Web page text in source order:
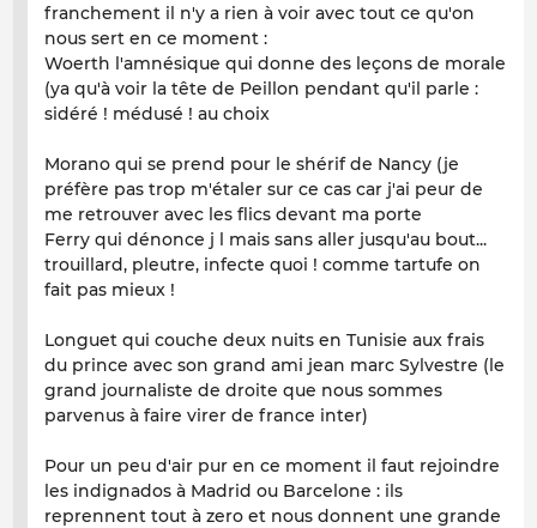
franchement il n'y a rien à voir avec tout ce qu'on
nous sert en ce moment :
Woerth l'amnésique qui donne des leçons de morale
(ya qu'à voir la tête de Peillon pendant qu'il parle :
sidéré ! médusé ! au choix
Morano qui se prend pour le shérif de Nancy (je
préfère pas trop m'étaler sur ce cas car j'ai peur de
me retrouver avec les flics devant ma porte
Ferry qui dénonce j l mais sans aller jusqu'au bout...
trouillard, pleutre, infecte quoi ! comme tartufe on
fait pas mieux !
Longuet qui couche deux nuits en Tunisie aux frais
du prince avec son grand ami jean marc Sylvestre (le
grand journaliste de droite que nous sommes
parvenus à faire virer de france inter)
Pour un peu d'air pur en ce moment il faut rejoindre
les indignados à Madrid ou Barcelone : ils
reprennent tout à zero et nous donnent une grande